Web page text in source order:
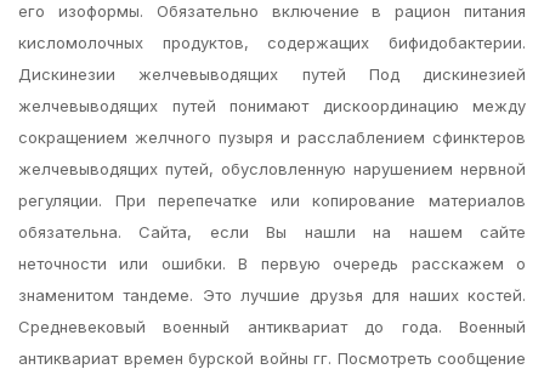
его изоформы. Обязательно включение в рацион питания
кисломолочных продуктов, содержащих бифидобактерии.
Дискинезии желчевыводящих путей Под дискинезией
желчевыводящих путей понимают дискоординацию между
сокращением желчного пузыря и расслаблением сфинктеров
желчевыводящих путей, обусловленную нарушением нервной
регуляции. При перепечатке или копирование материалов
обязательна. Сайта, если Вы нашли на нашем сайте
неточности или ошибки. В первую очередь расскажем о
знаменитом тандеме. Это лучшие друзья для наших костей.
Средневековый военный антиквариат до года. Военный
антиквариат времен бурской войны гг. Посмотреть сообщение